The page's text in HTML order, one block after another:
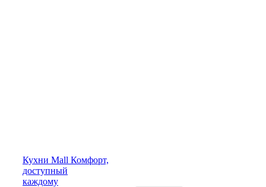
Кухни Mall Комфорт,
доступный
каждому